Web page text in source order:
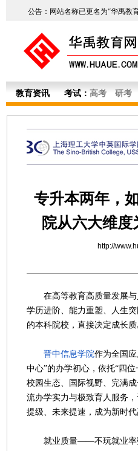
公告：网站名称已更名为“华禹教
教育资讯 考试： 高考 研考
专升本两年，
院从六大维
http://
在高等教育高质量发展与
学历进阶、能力重塑、人生
的本科院校，直接决定成长质
晋中信息学院作为全国
中心”的办学初心，依托“四
校园生态、国际视野、完满
流办学实力与极致育人服务
提级、未来提速，成为新时代
就业质量——不玩就业率数